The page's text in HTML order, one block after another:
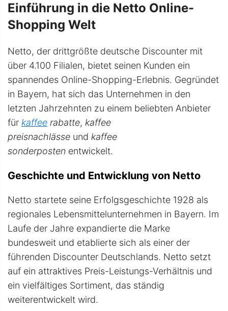
Einführung in die Netto Online-
Shopping Welt
Netto, der drittgrößte deutsche Discounter mit
über 4.100 Filialen, bietet seinen Kunden ein
spannendes Online-Shopping-Erlebnis. Gegründet
in Bayern, hat sich das Unternehmen in den
letzten Jahrzehnten zu einem beliebten Anbieter
für kaffee rabatte, kaffee
preisnachlässe und kaffee
sonderposten entwickelt.
Geschichte und Entwicklung von Netto
Netto startete seine Erfolgsgeschichte 1928 als
regionales Lebensmittelunternehmen in Bayern. Im
Laufe der Jahre expandierte die Marke
bundesweit und etablierte sich als einer der
führenden Discounter Deutschlands. Netto setzt
auf ein attraktives Preis-Leistungs-Verhältnis und
ein vielfältiges Sortiment, das ständig
weiterentwickelt wird.